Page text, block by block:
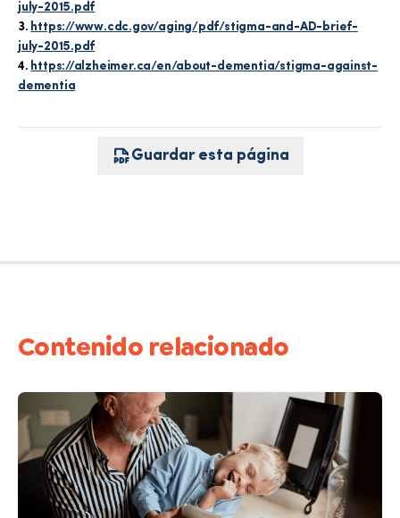
july-2015.pdf
https://www.cdc.gov/aging/pdf/stigma-and-AD-brief-
july-2015.pdf
https://alzheimer.ca/en/about-dementia/stigma-against-
dementia
Guardar esta página
Contenido relacionado